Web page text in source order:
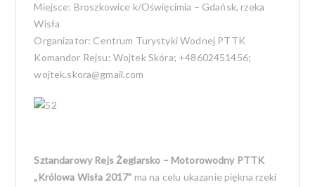
Miejsce: Broszkowice k/Oświęcimia – Gdańsk, rzeka
Wisła
Organizator: Centrum Turystyki Wodnej PTTK
Komandor Rejsu: Wojtek Skóra; +48602451456;
wojtek.skora@gmail.com
Sztandarowy Rejs Żeglarsko – Motorowodny PTTK
„Królowa Wisła 2017” ma na celu ukazanie piękna rzeki